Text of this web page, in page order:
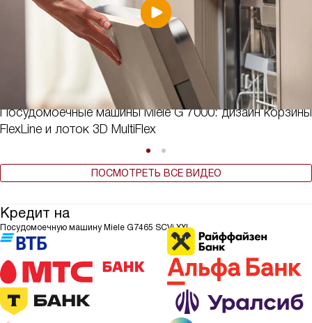
Посудомоечные машины Miele G 7000: дизайн корзины
FlexLine и лоток 3D MultiFlex
ПОСМОТРЕТЬ ВСЕ ВИДЕО
Кредит на
Посудомоечную машину Miele G7465 SCVi XXL